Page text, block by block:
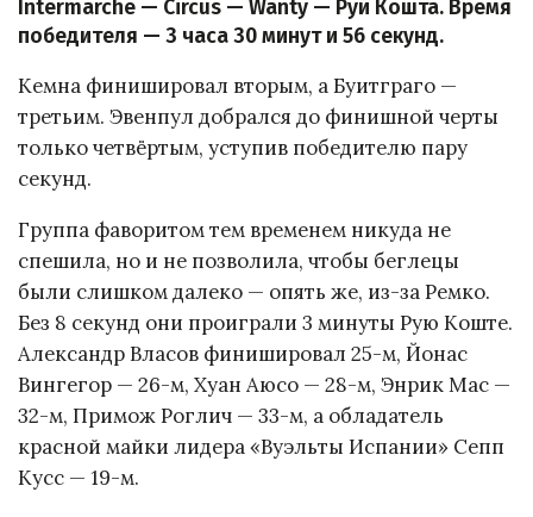
Intermarche — Circus — Wanty — Руй Кошта. Время
победителя — 3 часа 30 минут и 56 секунд.
Кемна финишировал вторым, а Буитграго —
третьим. Эвенпул добрался до финишной черты
только четвёртым, уступив победителю пару
секунд.
Группа фаворитом тем временем никуда не
спешила, но и не позволила, чтобы беглецы
были слишком далеко — опять же, из-за Ремко.
Без 8 секунд они проиграли 3 минуты Рую Коште.
Александр Власов финишировал 25-м, Йонас
Вингегор — 26-м, Хуан Аюсо — 28-м, Энрик Мас —
32-м, Примож Роглич — 33-м, а обладатель
красной майки лидера «Вуэльты Испании» Сепп
Кусс — 19-м.